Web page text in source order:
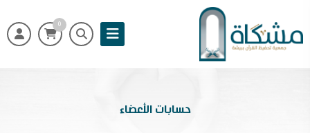
0
حسابات الأعضاء